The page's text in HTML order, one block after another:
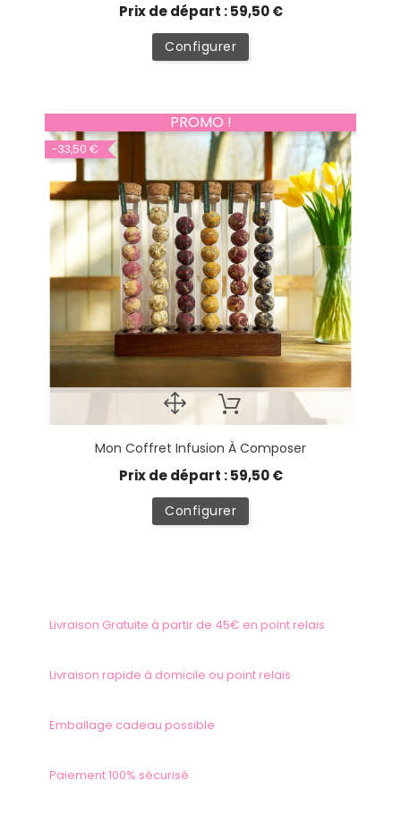
Prix de départ : 59,50 €
Configurer
Mon Coffret Infusion À Composer
Prix de départ : 59,50 €
Configurer
PROMO !
-33,50 €
Livraison Gratuite à partir de 45€ en point relais
Livraison rapide à domicile ou point relais
Emballage cadeau possible
Paiement 100% sécurisé